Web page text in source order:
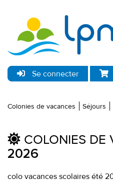
Se connecter
Colonies de vacances Séjours
COLONIES DE
2026
colo vacances scolaires été